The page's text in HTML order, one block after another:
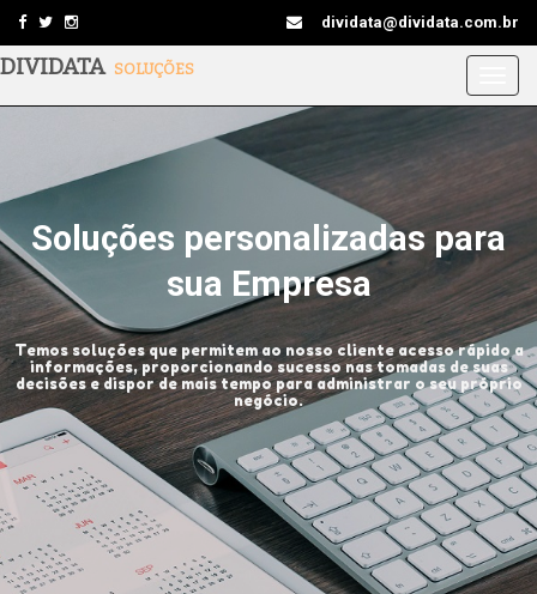
dividata@dividata.com.br
DIVIDATA SOLUÇÕES
Soluções personalizadas para
sua Empresa
Temos soluções que permitem ao nosso cliente acesso rápido a
informações, proporcionando sucesso nas tomadas de suas
decisões e dispor de mais tempo para administrar o seu próprio
negócio.